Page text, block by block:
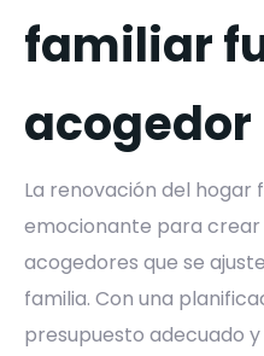
familiar
acogedor
La renovación del hogar
emocionante para crear
acogedores que se
familia. Con una
presupuesto adecuado